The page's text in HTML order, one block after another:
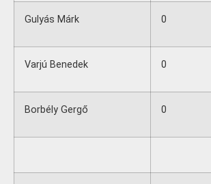
Gulyás Márk 0
Varjú Benedek 0
Borbély Gergő 0